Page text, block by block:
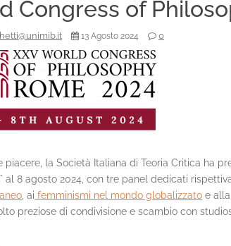
Congress of
13 Agosto 2024 0
piacere, la Società Italiana di Teoria Critica ha
al 8 agosto 2024, con tre panel dedicati
, ai femminismi nel mondo globalizzato e alla
preziose di condivisione e scambio con